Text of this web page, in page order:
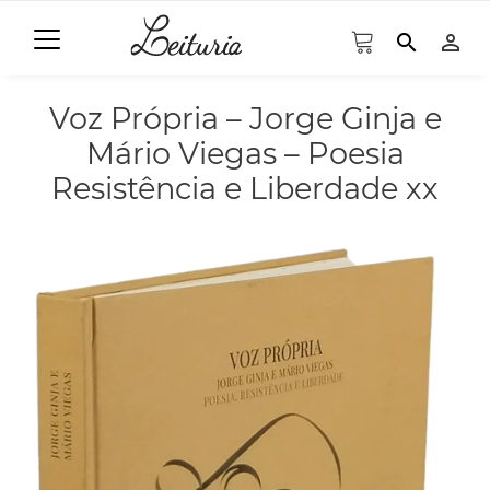
search person_outline
Voz Própria – Jorge Ginja e
Mário Viegas – Poesia
Resistência e Liberdade xx